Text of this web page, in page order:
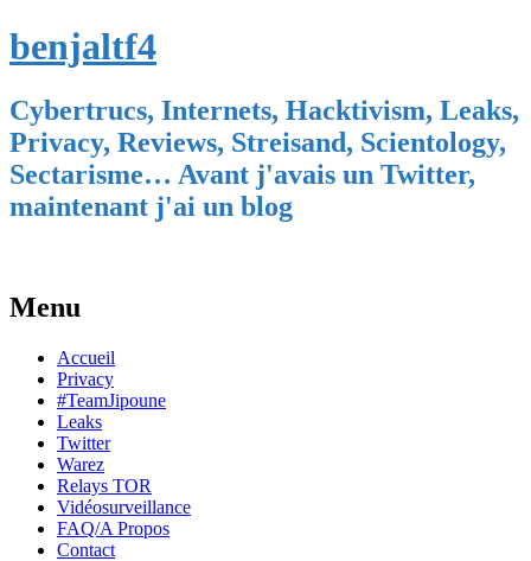
benjaltf4
Cybertrucs, Internets, Hacktivism, Leaks,
Privacy, Reviews, Streisand, Scientology,
Sectarisme… Avant j'avais un Twitter,
maintenant j'ai un blog
Menu
Skip
content
Accueil
Privacy
#TeamJipoune
Leaks
Twitter
Warez
Relays TOR
Vidéosurveillance
FAQ/A Propos
Contact